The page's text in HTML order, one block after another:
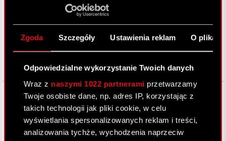
Zgoda Szczegóły Ustawienia reklam O
Odpowiedzialne wykorzystanie Twoich danych
Wraz z naszymi 1022 partnerami przetwarzamy
Twoje osobiste dane, np. adres IP, korzystając z
takich technologii jak pliki cookie, w celu
wyświetlania spersonalizowanych reklam i treści,
analizowania tychże, wychodzenia naprzeciw
Facebook